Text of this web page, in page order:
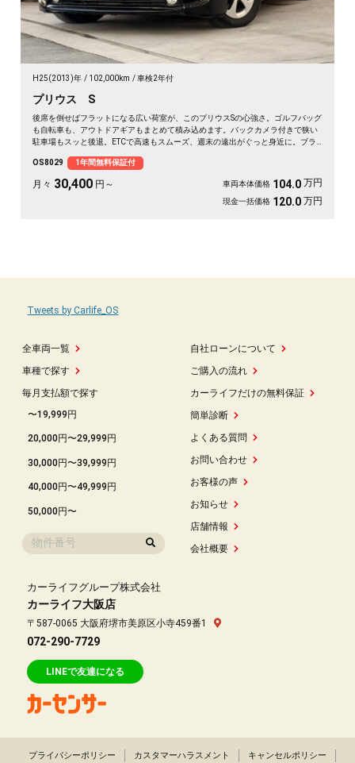
H25(2013)年 102,000km 車検2年付
プリウス S
後席を倒せばフラットになる広い荷室が、このプリウスSの心強さ。ゴルフバッグ
も自転車も、アウトドアギアもまとめて積み込めます。バックカメラ付きで狭い
駐車場もスッと後退。ETCで高速もスムーズ、週末の遠出がぐっと身近に。ブラ
しも頼れる相棒です。低燃費で気軽に走り出せます🚗✨💫👍🎵《1年保証付》
OS8029 1年間無料保証付
月々 30,400 円～ 車両本体価格 104.0 万円
現金一括価格 120.0 万円
全車両一覧
車種で探す
毎月支払額で探す
〜19,999円
20,000円〜29,999円
30,000円〜39,999円
40,000円〜49,999円
50,000円〜
自社ローンについて
ご購入の流れ
カーライフだけの無料保証
簡単診断
よくある質問
お問い合わせ
お客様の声
お知らせ
店舗情報
会社概要
Tweets by Carlife_OS
カーライフグループ株式会社
カーライフ大阪店
〒587-0065 大阪府堺市美原区小寺459番1
072-290-7729
LINEで友達になる
プライバシーポリシー カスタマーハラスメント キャンセルポリシー